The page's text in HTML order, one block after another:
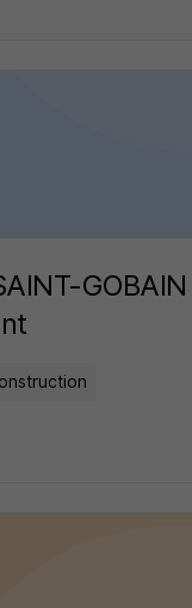
GOBAIN